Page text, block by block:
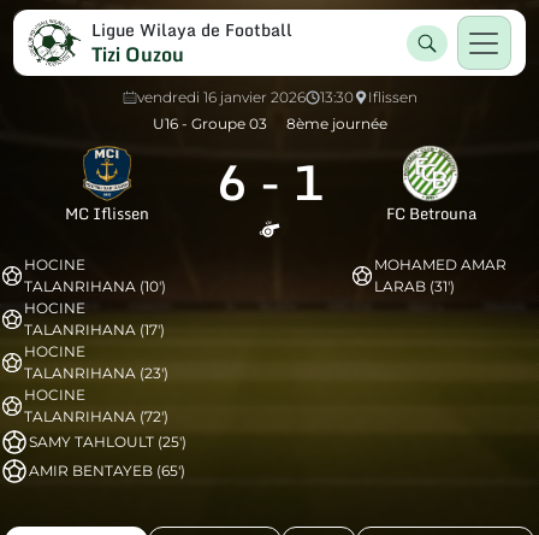
Ligue Wilaya de Football
Tizi Ouzou
vendredi 16 janvier 2026 13:30
Iflissen
U16 - Groupe 03
8ème journée
MC Iflissen 6 - 1 FC Betrouna
HOCINE
TALANRIHANA (10')
HOCINE
TALANRIHANA (17')
HOCINE
TALANRIHANA (23')
HOCINE
TALANRIHANA (72')
SAMY TAHLOULT (25')
AMIR BENTAYEB (65')
MOHAMED AMAR
LARAB (31')